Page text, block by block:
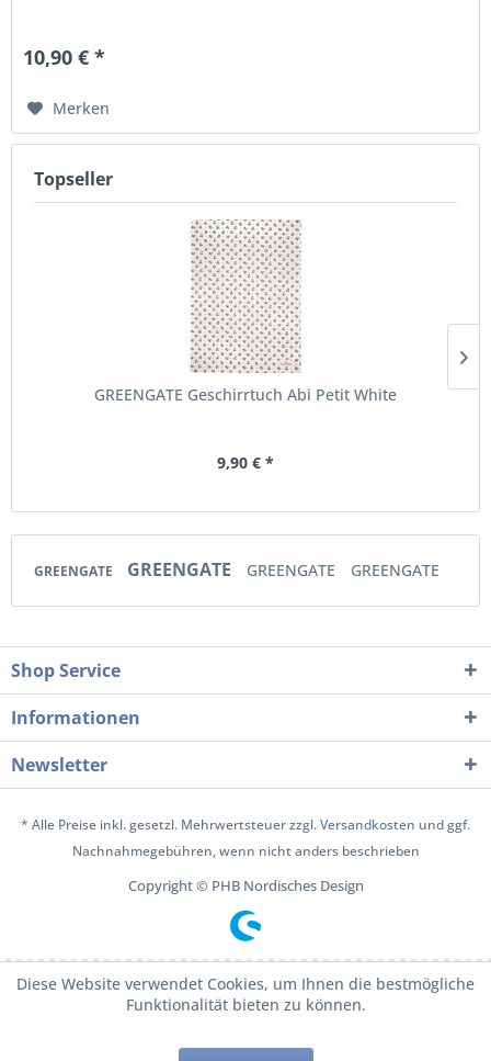
10,90 € *
Merken
Topseller
GREENGATE Geschirrtuch Abi Petit White
9,90 € *
GREENGATE GREENGATE GREENGATE GREENGATE
Shop Service
Informationen
Newsletter
* Alle Preise inkl. gesetzl. Mehrwertsteuer zzgl.Versandkosten und ggf.
Nachnahmegebühren, wenn nicht anders beschrieben
Copyright © PHB Nordisches Design
Diese Website verwendet Cookies, um Ihnen die bestmögliche
Funktionalität bieten zu können.